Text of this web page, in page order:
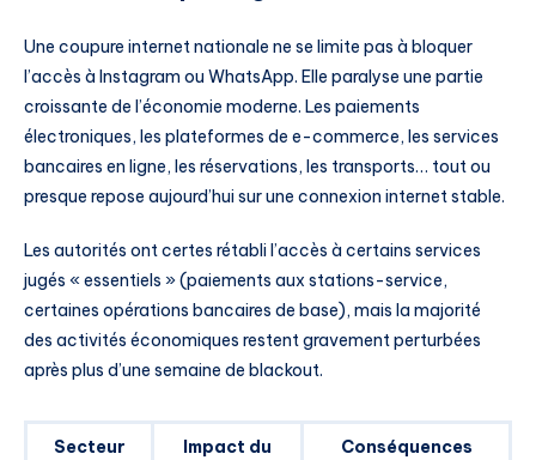
Une coupure internet nationale ne se limite pas à bloquer
l’accès à Instagram ou WhatsApp. Elle paralyse une partie
croissante de l’économie moderne. Les paiements
électroniques, les plateformes de e-commerce, les services
bancaires en ligne, les réservations, les transports… tout ou
presque repose aujourd’hui sur une connexion internet stable.
Les autorités ont certes rétabli l’accès à certains services
jugés « essentiels » (paiements aux stations-service,
certaines opérations bancaires de base), mais la majorité
des activités économiques restent gravement perturbées
après plus d’une semaine de blackout.
Secteur
Impact du
Conséquences